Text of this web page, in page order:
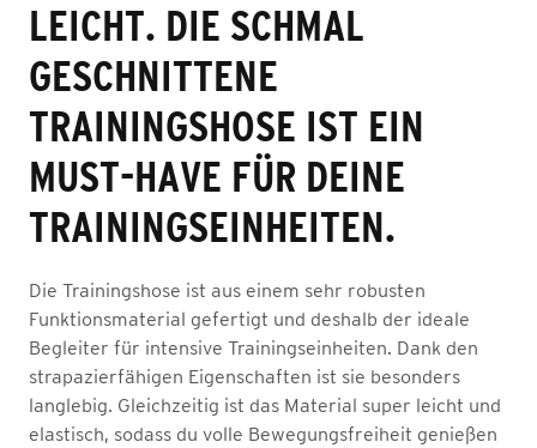
LEICHT. DIE SCHMAL
GESCHNITTENE
TRAININGSHOSE IST EIN
MUST-HAVE FÜR DEINE
TRAININGSEINHEITEN.
Die Trainingshose ist aus einem sehr robusten
Funktionsmaterial gefertigt und deshalb der ideale
Begleiter für intensive Trainingseinheiten. Dank den
strapazierfähigen Eigenschaften ist sie besonders
langlebig. Gleichzeitig ist das Material super leicht und
elastisch, sodass du volle Bewegungsfreiheit genießen